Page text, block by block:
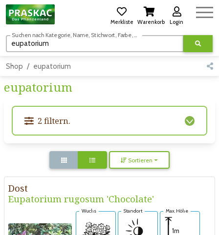
Merkliste Warenkorb Login
Suchen nach Kategorie, Name, Stichwort, Farbe, usw.
Shop eupatorium
eupatorium
2 filtern.
Sortieren
Dost
Eupatorium rugosum 'Chocolate'
Wuchs Standort Max. Höhe
1m